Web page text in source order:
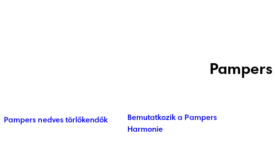
Pampers nedves törlőkendők
Bemutatkozik a Pampers
Harmonie